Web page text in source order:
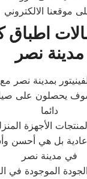
اطباق
مدينة نصر
سوف يحصلون على
دائما
الأجهزة
بل هي أحسن
في مدينة نصر
الموجودة في